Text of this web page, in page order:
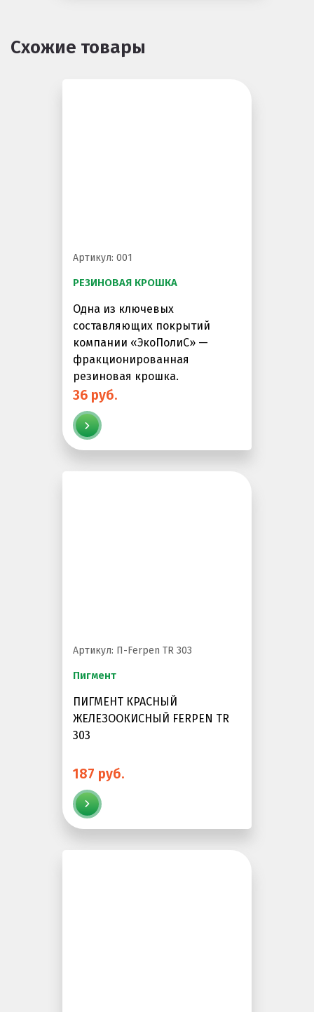
Схожие товары
Артикул: 001
РЕЗИНОВАЯ КРОШКА
Одна из ключевых
составляющих покрытий
компании «ЭкоПолиС» —
фракционированная
резиновая крошка.
36 руб.
Артикул: П-Ferpen TR 303
Пигмент
ПИГМЕНТ КРАСНЫЙ
ЖЕЛЕЗООКИСНЫЙ FERPEN TR
303
187 руб.